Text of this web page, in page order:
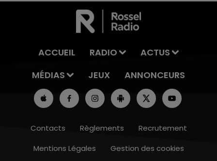
ACCUEIL RADIO
ACTUS
MÉDIAS
JEUX ANNONCEURS
Contacts Règlements
Recrutement
Mentions Légales
Gestion des cookies